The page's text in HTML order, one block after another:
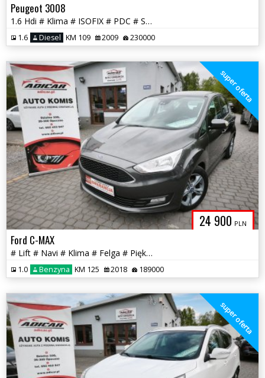
Peugeot 3008
1.6 Hdi # Klima # ISOFIX # PDC # Super Stan # GWARANCJA !!!
1.6 Diesel KM 109 2009 230000
24 900 PLN
super oferta
Ford C-MAX
# Lift # Navi # Klima # Felga # Piękny # Full Serwis # GWARANCJA!!!
1.0 Benzyna KM 125 2018 189000
super oferta